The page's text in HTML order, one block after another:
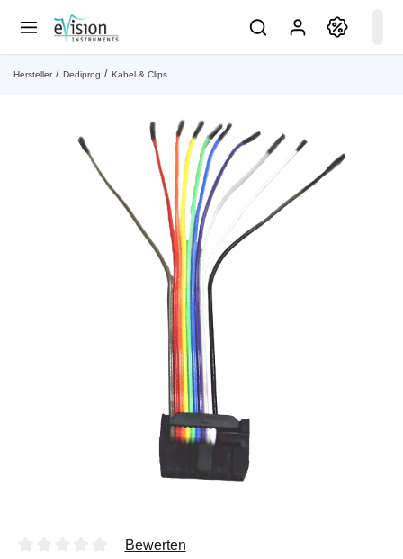
Hersteller Dediprog Kabel & Clips
Bewerten